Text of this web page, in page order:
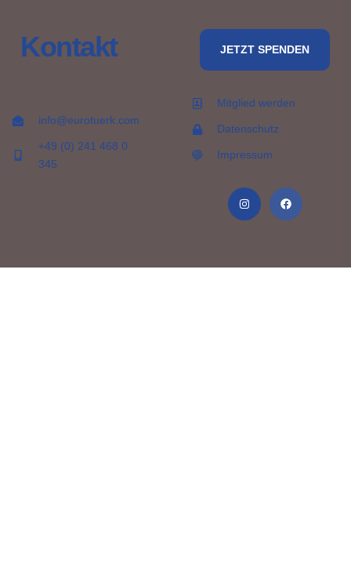
Kontakt
info@eurotuerk.com
+49 (0) 241 468 0
345
JETZT SPENDEN
Mitglied werden
Datenschutz
Impressum